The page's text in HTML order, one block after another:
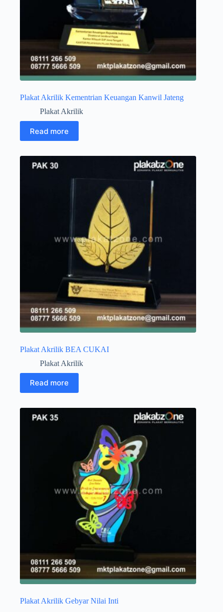
Plakat Akrilik Kementrian Keuangan Kanwil Jateng
Plakat Akrilik
Read more
Plakat Akrilik BEA CUKAI
Plakat Akrilik
Read more
Plakat Akrilik Gebyar Nilai Inti